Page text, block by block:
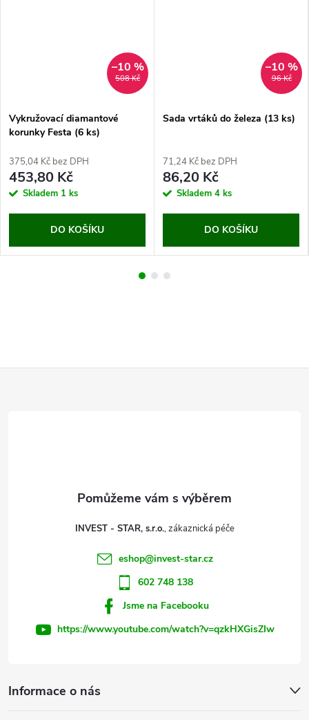
508 Kč
–10 %
Vykružovací diamantové
korunky Festa (6 ks)
375,04 Kč bez DPH
453,80 Kč
Skladem 1 ks
DO KOŠÍKU
96 Kč
–10 %
Sada vrtáků do železa (13 ks)
71,24 Kč bez DPH
86,20 Kč
Skladem 4 ks
DO KOŠÍKU
Informace o nás
INVEST - STAR, s.r.o.
eshop@invest-star.cz
602 748 138
Jsme na Facebooku
https://www.youtube.com/watch?v=qzkHXGisZIw